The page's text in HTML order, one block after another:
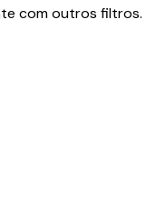
com outros filtros.